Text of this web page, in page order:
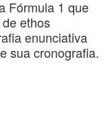
Fórmula 1 que
ethos
enunciativa
sua cronografia.